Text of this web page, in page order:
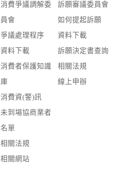
消費爭議調解委
員會
爭議處理程序
資料下載
消費者保護知識
庫
消費資(警)訊
未到場協商業者
名單
相關法規
相關網站
訴願審議委員會
如何提起訴願
資料下載
訴願決定書查詢
相關法規
線上申辦